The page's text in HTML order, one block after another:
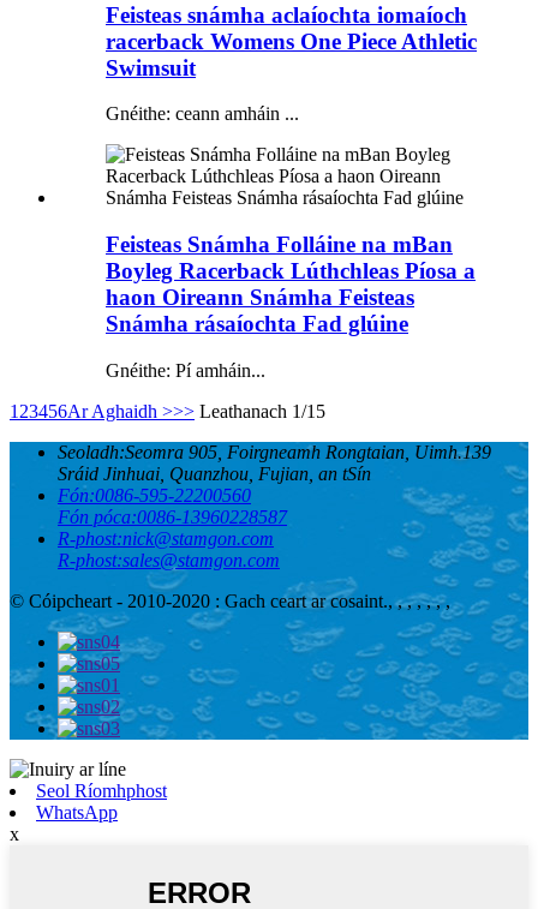
Feisteas snámha aclaíochta iomaíoch
racerback Womens One Piece Athletic
Swimsuit
Gnéithe: ceann amháin ...
Feisteas Snámha Folláine na mBan
Boyleg Racerback Lúthchleas Píosa a
haon Oireann Snámha Feisteas
Snámha rásaíochta Fad glúine
Gnéithe: Pí amháin...
1 23456Ar Aghaidh >>> Leathanach 1/15
Seoladh:Seomra 905, Foirgneamh Rongtaian, Uimh.139
Sráid Jinhuai, Quanzhou, Fujian, an tSín
Fón:0086-595-22200560
Fón póca:0086-13960228587
R-phost:nick@stamgon.com
R-phost:sales@stamgon.com
© Cóipcheart - 2010-2020 : Gach ceart ar cosaint., , , , , , ,
Seol Ríomhphost
WhatsApp
x